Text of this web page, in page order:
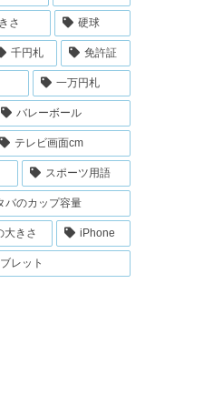
さ 硬球
千円札 免許証
一万円札
バレーボール
テレビ画面cm
スポーツ用語
バのカップ容量
大きさ iPhone
レット